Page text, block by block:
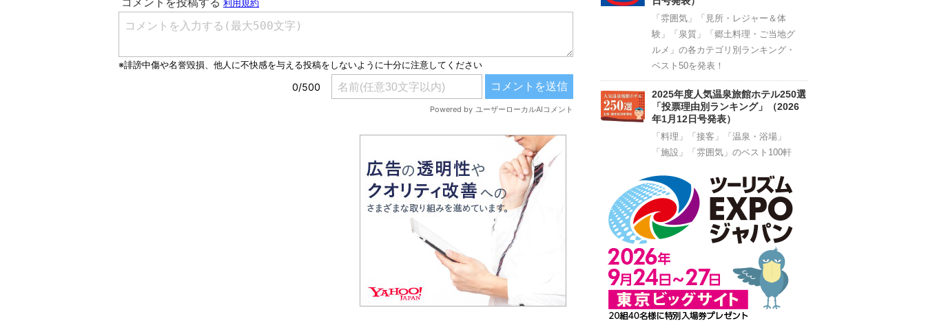
「雰囲気」「見所・レジャー＆体
験」「泉質」「郷土料理・ご当地グ
ルメ」の各カテゴリ別ランキング・
ベスト50を発表！
2025年度人気温泉旅館ホテル250選
「投票理由別ランキング」（2026
年1月12日号発表）
「料理」「接客」「温泉・浴場」
「施設」「雰囲気」のベスト100軒